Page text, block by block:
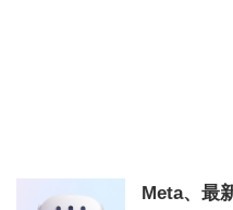
Meta、最